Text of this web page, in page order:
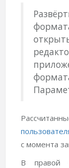
с момента
В правой